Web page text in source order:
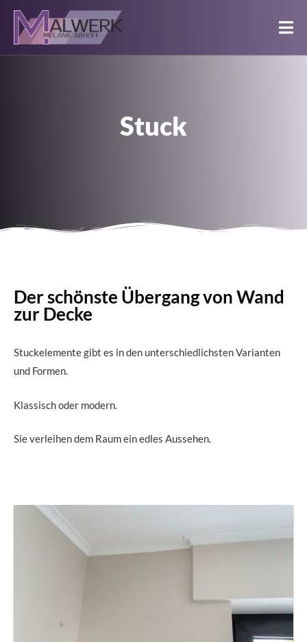
Stuck
Der schönste Übergang von Wand
zur Decke
Stuckelemente gibt es in den unterschiedlichsten Varianten
und Formen.
Klassisch oder modern.
Sie verleihen dem Raum ein edles Aussehen.